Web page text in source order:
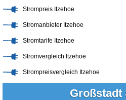
Strompreis Itzehoe
Stromanbieter Itzehoe
Stromtarife Itzehoe
Stromvergleich Itzehoe
Strompreisvergleich Itzehoe
Großstadt